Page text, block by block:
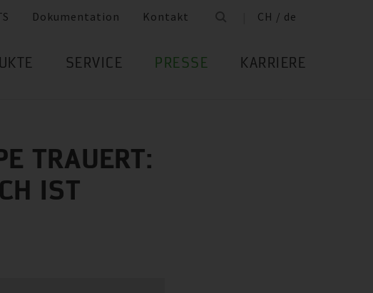
Dokumentation Kontakt CH / de
SERVICE PRESSE KARRIERE
TRAUERT:
IST